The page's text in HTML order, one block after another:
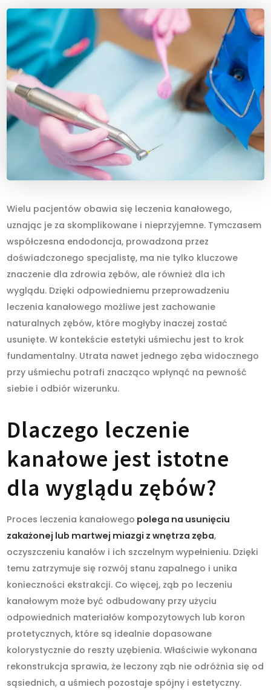
Wielu pacjentów obawia się leczenia kanałowego,
uznając je za skomplikowane i nieprzyjemne. Tymczasem
współczesna endodoncja, prowadzona przez
doświadczonego specjalistę, ma nie tylko kluczowe
znaczenie dla zdrowia zębów, ale również dla ich
wyglądu. Dzięki odpowiedniemu przeprowadzeniu
leczenia kanałowego możliwe jest zachowanie
naturalnych zębów, które mogłyby inaczej zostać
usunięte. W kontekście estetyki uśmiechu jest to krok
fundamentalny. Utrata nawet jednego zęba widocznego
przy uśmiechu potrafi znacząco wpłynąć na pewność
siebie i odbiór wizerunku.
Dlaczego leczenie
kanałowe jest istotne
dla wyglądu zębów?
Proces leczenia kanałowego polega na usunięciu
zakażonej lub martwej miazgi z wnętrza zęba,
oczyszczeniu kanałów i ich szczelnym wypełnieniu. Dzięki
temu zatrzymuje się rozwój stanu zapalnego i unika
konieczności ekstrakcji. Co więcej, ząb po leczeniu
kanałowym może być odbudowany przy użyciu
odpowiednich materiałów kompozytowych lub koron
protetycznych, które są idealnie dopasowane
kolorystycznie do reszty uzębienia. Właściwie wykonana
rekonstrukcja sprawia, że leczony ząb nie odróżnia się od
sąsiednich, a uśmiech pozostaje spójny i estetyczny.